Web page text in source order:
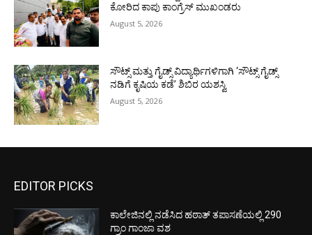
ಕೋರಿದ ಕಾಪು ಕಾಂಗ್ರೆಸ್ ಮುಖಂಡರು
August 5, 2026
ಸೌಟ್ಸ್ ಮತ್ತು ಗೈಡ್ಸ್ ವಿದ್ಯಾರ್ಥಿಗಳಿಗಾಗಿ ‘ಸೌಟ್ಸ್ ಗೈಡ್ಸ್
ನಡಿಗೆ ಕೃಷಿಯ ಕಡೆ’ ಶಿಬಿರ ಯಶಸ್ವಿ
August 5, 2026
EDITOR PICKS
ಕಾಲೇಜಿನಲ್ಲಿ ನಡೆಸಿದ ಹಠಾತ್ ತಪಾಸಣೆಯಲ್ಲಿ 290
ಗ್ರಾಂ ಗಾಂಜಾ ವಶ